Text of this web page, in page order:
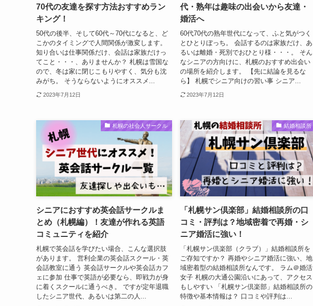
70代の友達を探す方法おすすめラン
キング！
50代の後半、そして60代～70代になると、ど
こかのタイミングで人間関係が激変します。
知り合いは仕事関係だけ、会話は家族だけっ
てこと・・・、ありませんか？ 札幌は雪国な
ので、冬は家に閉じこもりやすく、気分も沈
みがち。 そうならないようにオススメ...
2023年7月12日
代・熟年は趣味の出会いから友達・
婚活へ
60代70代の熟年世代になって、ふと気がつく
とひとりぼっち。 会話するのは家族だけ、あ
るいは離婚・死別でおひとり様・・・。 そん
なシニアの方向けに、札幌のおすすめ出会い
の場所を紹介します。 【先に結論を見るな
ら】 札幌でシニア向けの習い事 シニア...
2023年7月12日
札幌の社会人サークル
シニアにおすすめ英会話サークルま
とめ（札幌編）！友達が作れる英語
コミュニティを紹介
札幌で英会話を学びたい場合、こんな選択肢
があります。 営利企業の英会話スクール・英
会話教室に通う 英会話サークルや英会話カフ
ェに参加 仕事で英語が必要なら、即戦力が身
に着くスクールに通うべき。 ですが定年退職
したシニア世代、あるいは第二の人...
結婚相談所
「札幌サン倶楽部」結婚相談所の口
コミ・評判は？地域密着で再婚・シ
ニア婚活に強い！
「札幌サン倶楽部（クラブ）」結婚相談所を
ご存知ですか？ 再婚やシニア婚活に強い、地
域密着型の結婚相談所なんです。 ラム＠婚活
女子 札幌の大通公園沿いにあって、アクセス
もしやすい 「札幌サン倶楽部」結婚相談所の
特徴や基本情報は？ 口コミや評判は...